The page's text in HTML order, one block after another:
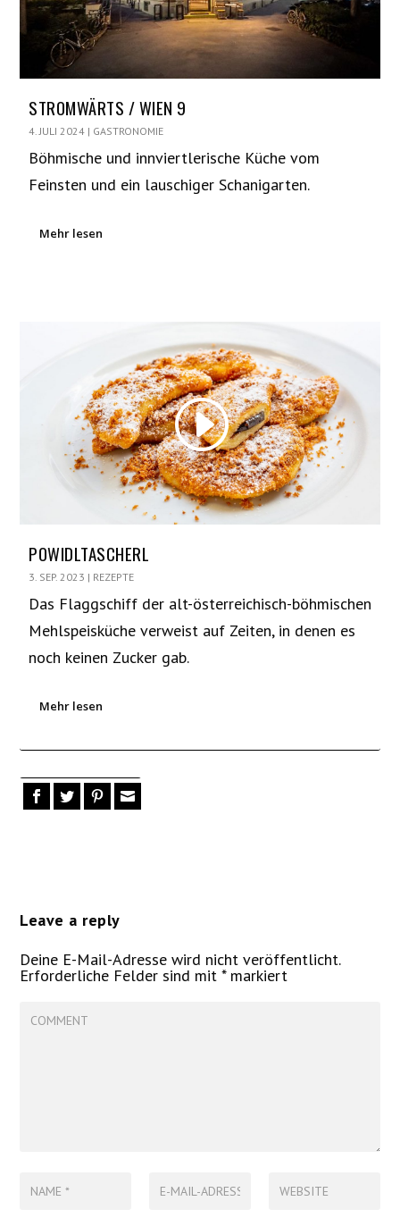
STROMWÄRTS / WIEN 9
4. JULI 2024 | GASTRONOMIE
Böhmische und innviertlerische Küche vom
Feinsten und ein lauschiger Schanigarten.
Mehr lesen
POWIDLTASCHERL
3. SEP. 2023 | REZEPTE
Das Flaggschiff der alt-österreichisch-böhmischen
Mehlspeisküche verweist auf Zeiten, in denen es
noch keinen Zucker gab.
Mehr lesen
Leave a reply
Deine E-Mail-Adresse wird nicht veröffentlicht.
Erforderliche Felder sind mit*markiert